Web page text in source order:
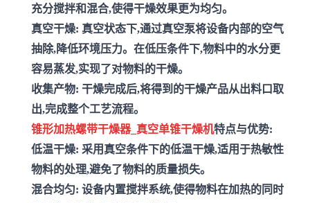
充分搅拌和混合,使得干燥效果更为均匀。
真空干燥: 真空状态下,通过真空泵将设备内部的空气
抽除,降低环境压力。在低压条件下,物料中的水分更
容易蒸发,实现了对物料的干燥。
收集产物: 干燥完成后,将得到的干燥产品从出料口取
出,完成整个工艺流程。
锥形加热螺带干燥器_真空单锥干燥机特点与优势:
低温干燥: 采用真空条件下的低温干燥,适用于热敏性
物料的处理,避免了物料的质量损失。
混合均匀: 设备内置搅拌系统,使得物料在加热的同时